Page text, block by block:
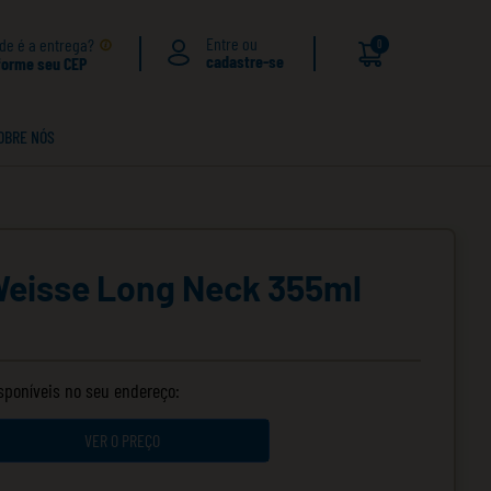
é a entrega?
seu CEP
0
NÓS
Long Neck 355ml
no seu endereço:
VER O PREÇO